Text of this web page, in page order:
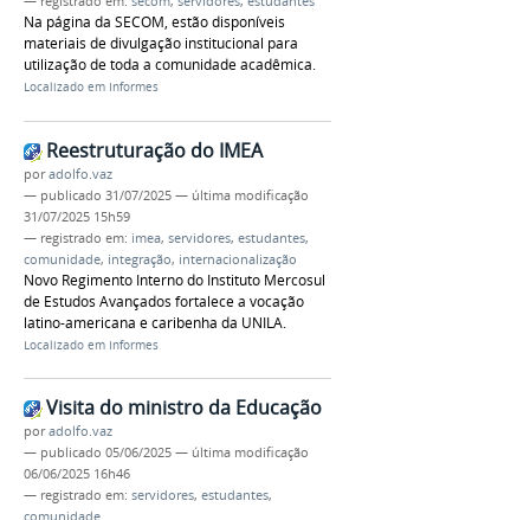
Na página da SECOM, estão disponíveis
materiais de divulgação institucional para
utilização de toda a comunidade acadêmica.
Localizado em Informes
Reestruturação do IMEA
poradolfo.vaz
— publicado 31/07/2025 — última modificação
31/07/2025 15h59
— registrado em: imea, servidores, estudantes,
comunidade, integração, internacionalização
Novo Regimento Interno do Instituto Mercosul
de Estudos Avançados fortalece a vocação
latino-americana e caribenha da UNILA.
Localizado em Informes
Visita do ministro da Educação
poradolfo.vaz
— publicado 05/06/2025 — última modificação
06/06/2025 16h46
— registrado em: servidores, estudantes,